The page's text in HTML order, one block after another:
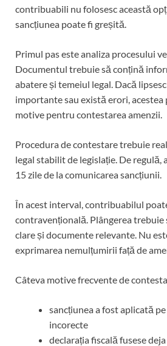
contribuabili nu folosesc această
sancțiunea poate fi greșită.
Primul pas este analiza procesului
Documentul trebuie să conțină
abatere și temeiul legal. Dacă
importante sau există erori,
motive pentru contestarea amenzii.
Procedura de contestare trebuie
legal stabilit de legislație. De regulă,
15 zile de la comunicarea sancțiunii.
În acest interval, contribuabilul
contravențională. Plângerea
clare și documente relevante. Nu
exprimarea nemulțumirii față de
Câteva motive frecvente de
sancțiunea a fost aplicată
incorecte
declarația fiscală fusese